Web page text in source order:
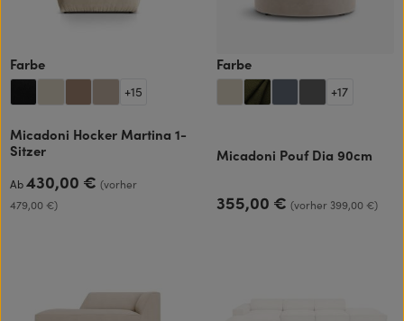
Farbeauswählen
+15
Micadoni Hocker Martina 1-
Sitzer
Regulärer Preis:
Ab430,00 €(vorher
479,00 €)
Farbeauswählen
+17
Micadoni Pouf Dia 90cm
Regulärer Preis:
355,00 €(vorher 399,00 €)